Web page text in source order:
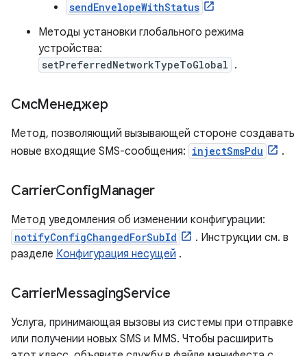
sendEnvelopeWithStatus
Методы установки глобального режима
устройства:
setPreferredNetworkTypeToGlobal .
СмсМенеджер
Метод, позволяющий вызывающей стороне создавать
новые входящие SMS-сообщения: injectSmsPdu .
CarrierConfigManager
Метод уведомления об изменении конфигурации:
notifyConfigChangedForSubId
. Инструкции см. в
разделе Конфигурация несущей .
CarrierMessagingService
Услуга, принимающая вызовы из системы при отправке
или получении новых SMS и MMS. Чтобы расширить